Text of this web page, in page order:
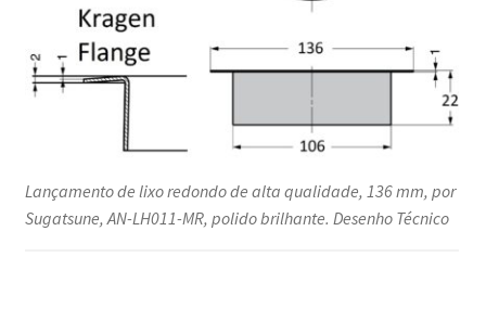
Lançamento de lixo redondo de alta qualidade, 136 mm, por
Sugatsune, AN-LH011-MR, polido brilhante. Desenho Técnico